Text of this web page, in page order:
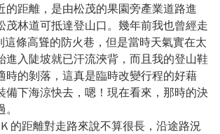
的距離，是由松茂的果園旁產業道路進
茂林道可抵達登山口。幾年前我也曾經走
這條高聳的防火巷，但是當時天氣實在太
進入陡坡就已汗流浹背，而且我的登山鞋
時的剝落，這真是臨時改變行程的好藉
備下海涼快去，嗯！現在看來，那時的決
的距離對走路來說不算很長，沿途路況